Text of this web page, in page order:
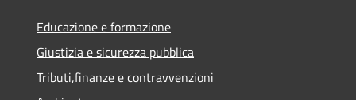
Educazione e formazione
Giustizia e sicurezza pubblica
Tributi,finanze e contravvenzioni